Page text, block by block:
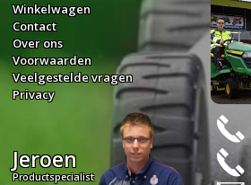
Winkelwagen
Contact
Over ons
Voorwaarden
Veelgestelde vragen
Privacy
Jeroen
Productspecialist